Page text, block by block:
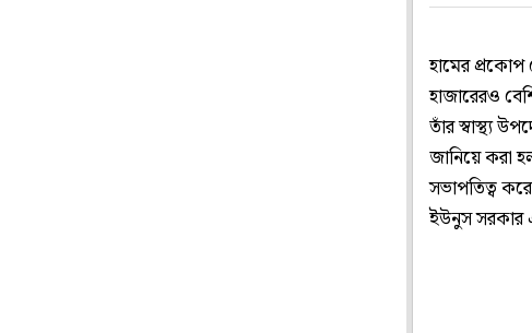
হামের প্রকোপ
হাজারেরও
তাঁর স্বাস্থ্য
জানিয়ে করা
সভাপতিত্ব
ইউনুস সরকার